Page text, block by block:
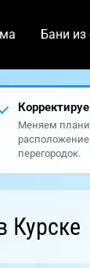
Бани из
Меняем
перегородок.
Курске